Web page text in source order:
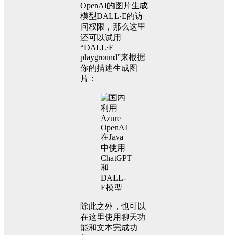
OpenAI的图片生成
模型DALL·E的访
问权限，那么这里
还可以试用
“DALL·E
playground”来根据
你的描述生成图
片：
除此之外，也可以
在这里使用聊天功
能和文本完成功